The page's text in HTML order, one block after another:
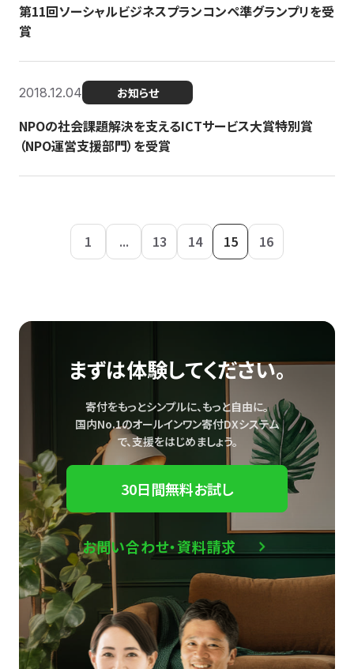
第11回ソーシャルビジネスプランコンペ準グランプリを受
賞
2018.12.04 お知らせ
NPOの社会課題解決を支えるICTサービス大賞特別賞
（NPO運営支援部門）を受賞
1 ... 13 14 15 16
まずは体験してください。
寄付をもっとシンプルに、もっと自由に。
国内No.1のオールインワン寄付DXシステム
で、支援をはじめましょう。
30日間無料お試し
お問い合わせ・資料請求